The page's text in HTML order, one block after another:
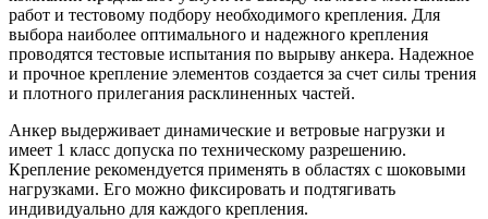
работ и тестовому подбору необходимого крепления. Для
выбора наиболее оптимального и надежного крепления
проводятся тестовые испытания по вырыву анкера. Надежное
и прочное крепление элементов создается за счет силы трения
и плотного прилегания расклиненных частей.
Анкер выдерживает динамические и ветровые нагрузки и
имеет 1 класс допуска по техническому разрешению.
Крепление рекомендуется применять в областях с шоковыми
нагрузками. Его можно фиксировать и подтягивать
индивидуально для каждого крепления.